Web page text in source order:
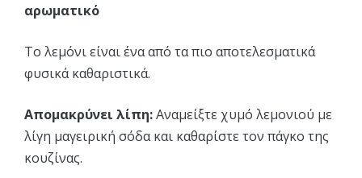
αρωματικό
Το λεμόνι είναι ένα από τα πιο αποτελεσματικά
φυσικά καθαριστικά.
Απομακρύνει λίπη:Αναμείξτε χυμό λεμονιού με
λίγη μαγειρική σόδα και καθαρίστε τον πάγκο της
κουζίνας.